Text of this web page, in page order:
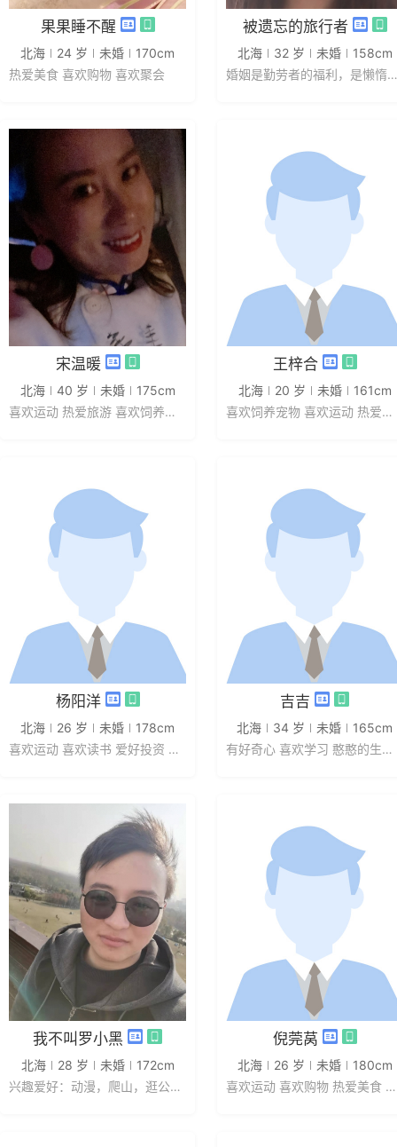
发私信
果果睡不醒
北海 24 岁 未婚
170cm
热爱美食 喜欢购物 喜欢聚会
发私信
被遗忘的旅行者
北海 32 岁 未婚
158cm
婚姻是勤劳者的福利，是懒惰者的枷...
发私信
宋温暖
北海 40 岁 未婚
175cm
喜欢运动 热爱旅游 喜欢饲养宠物 ...
发私信
王梓合
北海 20 岁 未婚
161cm
喜欢饲养宠物 喜欢运动 热爱美食 ...
发私信
杨阳洋
北海 26 岁 未婚
178cm
喜欢运动 喜欢读书 爱好投资 喜欢...
发私信
吉吉
北海 34 岁 未婚
165cm
有好奇心 喜欢学习 憨憨的生活态度
发私信
我不叫罗小黑
北海 28 岁 未婚
172cm
兴趣爱好：动漫，爬山，逛公园，不...
发私信
倪莞莴
北海 26 岁 未婚
180cm
喜欢运动 喜欢购物 热爱美食 热爱...